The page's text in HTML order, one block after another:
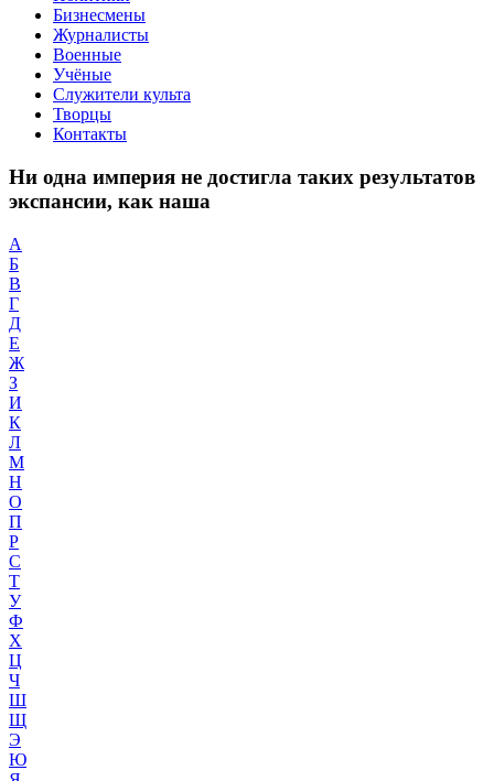
Бизнесмены
Журналисты
Военные
Учёные
Служители культа
Творцы
Контакты
Ни одна империя не достигла таких результатов
экспансии, как наша
А
Б
В
Г
Д
Е
Ж
З
И
К
Л
М
Н
О
П
Р
С
Т
У
Ф
Х
Ц
Ч
Ш
Щ
Э
Ю